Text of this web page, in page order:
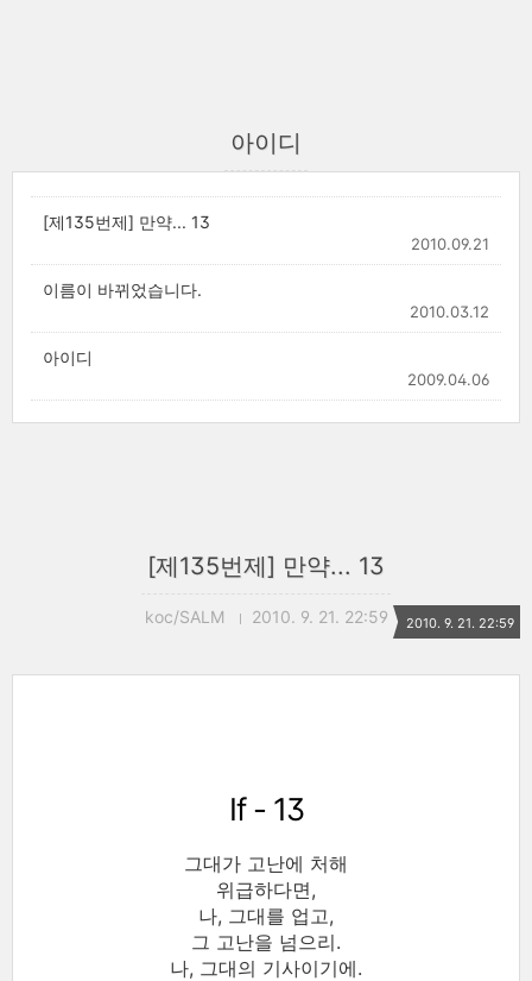
아이디
[제135번제] 만약... 13
2010.09.21
이름이 바뀌었습니다.
2010.03.12
아이디
2009.04.06
[제135번제] 만약... 13
koc/SALM 2010. 9. 21. 22:59 2010. 9. 21. 22:59
If - 13
그대가 고난에 처해
위급하다면,
나, 그대를 업고,
그 고난을 넘으리.
나, 그대의 기사이기에.